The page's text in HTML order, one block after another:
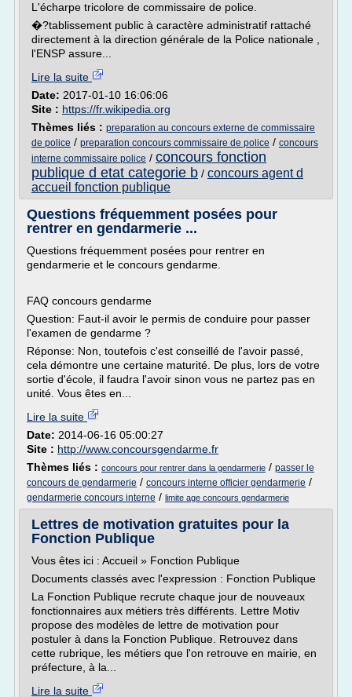
L'écharpe tricolore de commissaire de police.
�?tablissement public à caractère administratif rattaché
directement à la direction générale de la Police nationale ,
l'ENSP assure...
Lire la suite
Date: 2017-01-10 16:06:06
Site : https://fr.wikipedia.org
Thèmes liés : preparation au concours externe de commissaire
de police / preparation concours commissaire de police / concours
interne commissaire police / concours fonction
publique d etat categorie b / concours agent d
accueil fonction publique
Questions fréquemment posées pour
rentrer en gendarmerie ...
Questions fréquemment posées pour rentrer en
gendarmerie et le concours gendarme.
FAQ concours gendarme
Question: Faut-il avoir le permis de conduire pour passer
l'examen de gendarme ?
Réponse: Non, toutefois c'est conseillé de l'avoir passé,
cela démontre une certaine maturité. De plus, lors de votre
sortie d'école, il faudra l'avoir sinon vous ne partez pas en
unité. Vous êtes en...
Lire la suite
Date: 2014-06-16 05:00:27
Site : http://www.concoursgendarme.fr
Thèmes liés : concours pour rentrer dans la gendarmerie / passer le
concours de gendarmerie / concours interne officier gendarmerie /
gendarmerie concours interne / limite age concours gendarmerie
Lettres de motivation gratuites pour la
Fonction Publique
Vous êtes ici : Accueil » Fonction Publique
Documents classés avec l'expression : Fonction Publique
La Fonction Publique recrute chaque jour de nouveaux
fonctionnaires aux métiers très différents. Lettre Motiv
propose des modèles de lettre de motivation pour
postuler à dans la Fonction Publique. Retrouvez dans
cette rubrique, les métiers que l'on retrouve en mairie, en
préfecture, à la...
Lire la suite